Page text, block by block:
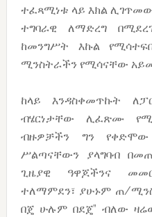
ተፈጻሚነቱ ላይ እክል
ተግባራዊ ለማድረግ
ከመንግሥት እኩል
ሚንስትራችን የሚሳናቸው
ከላይ እንዳስቀመጥኩት
ብሄርነታቸው ሊፈጽሙ
ብዙዎቻችን ግን
ሥልጣናቸውን ያላግባብ
ጊዜያዊ ዓዋጆችንና
ተለማምደን፣ ያሁኑም ጠ/
በጄ ሁሉም በደጄ” ብለው